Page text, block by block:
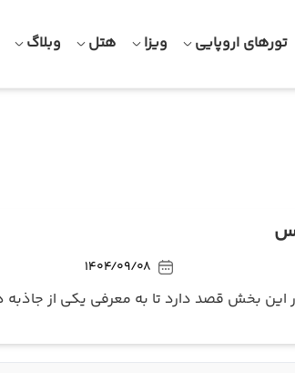
تورهای اروپایی ویزا هتل وبلاگ
1404/09/08
بخش قصد دارد تا به معرفی یکی از جاذبه